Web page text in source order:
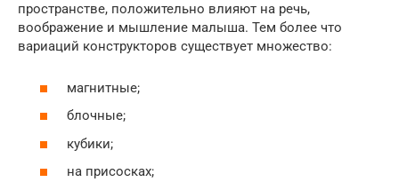
пространстве, положительно влияют на речь,
воображение и мышление малыша. Тем более что
вариаций конструкторов существует множество:
магнитные;
блочные;
кубики;
на присосках;